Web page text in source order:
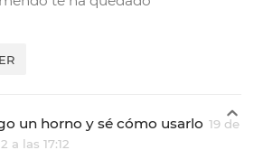
un horno y sé cómo usarlo 19 de
a las 17:12